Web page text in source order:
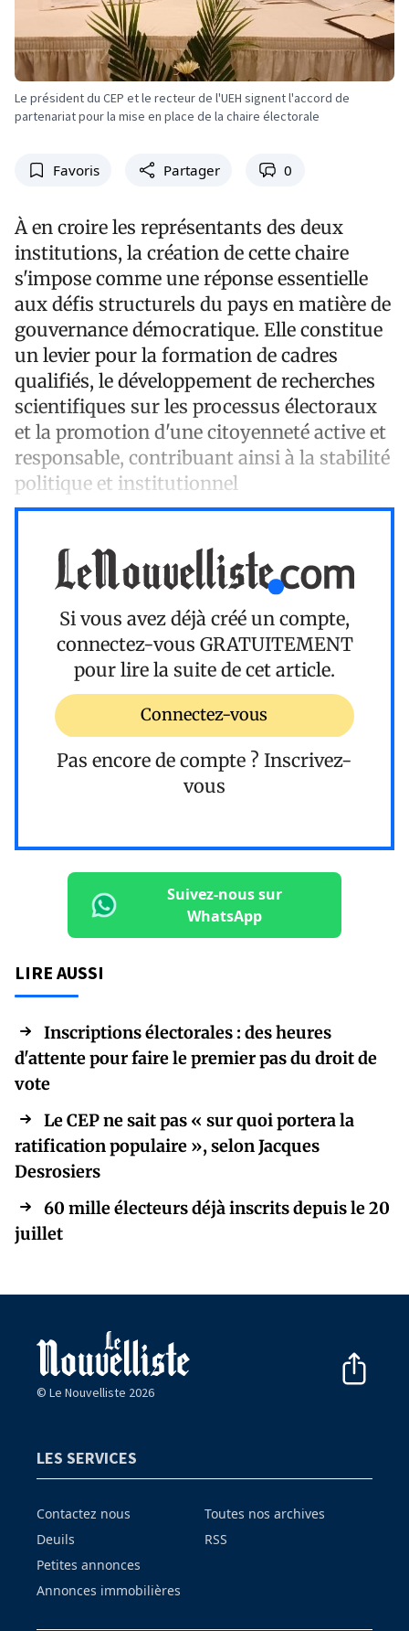
Le président du CEP et le recteur de l'UEH signent l'accord de
partenariat pour la mise en place de la chaire électorale
Favoris Partager 0
À en croire les représentants des deux
institutions, la création de cette chaire
s'impose comme une réponse essentielle
aux défis structurels du pays en matière de
gouvernance démocratique. Elle constitue
un levier pour la formation de cadres
qualifiés, le développement de recherches
scientifiques sur les processus électoraux
et la promotion d'une citoyenneté active et
responsable, contribuant ainsi à la stabilité
politique et institutionnel
Si vous avez déjà créé un compte,
connectez-vous GRATUITEMENT
pour lire la suite de cet article.
Connectez-vous
Pas encore de compte ? Inscrivez-
vous
Suivez-nous sur
WhatsApp
LIRE AUSSI
Inscriptions électorales : des heures
d'attente pour faire le premier pas du droit de
vote
Le CEP ne sait pas « sur quoi portera la
ratification populaire », selon Jacques
Desrosiers
60 mille électeurs déjà inscrits depuis le 20
juillet
© Le Nouvelliste 2026
LES SERVICES
Contactez nous
Deuils
Petites annonces
Annonces immobilières
Toutes nos archives
RSS